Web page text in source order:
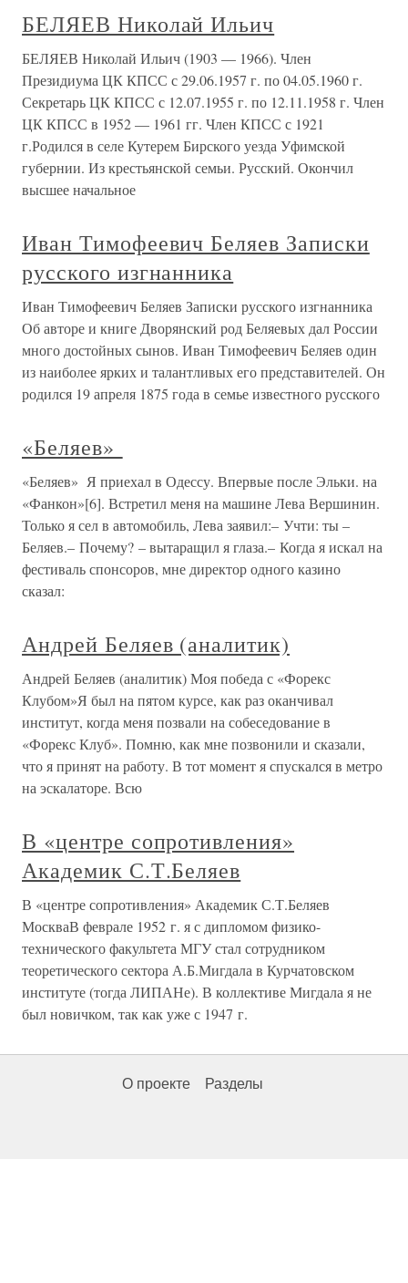
БЕЛЯЕВ Николай Ильич
БЕЛЯЕВ Николай Ильич (1903 — 1966). Член
Президиума ЦК КПСС с 29.06.1957 г. по 04.05.1960 г.
Секретарь ЦК КПСС с 12.07.1955 г. по 12.11.1958 г. Член
ЦК КПСС в 1952 — 1961 гг. Член КПСС с 1921
г.Родился в селе Кутерем Бирского уезда Уфимской
губернии. Из крестьянской семьи. Русский. Окончил
высшее начальное
Иван Тимофеевич Беляев Записки
русского изгнанника
Иван Тимофеевич Беляев Записки русского изгнанника
Об авторе и книге Дворянский род Беляевых дал России
много достойных сынов. Иван Тимофеевич Беляев один
из наиболее ярких и талантливых его представителей. Он
родился 19 апреля 1875 года в семье известного русского
«Беляев»
«Беляев» Я приехал в Одессу. Впервые после Эльки. на
«Фанкон»[6]. Встретил меня на машине Лева Вершинин.
Только я сел в автомобиль, Лева заявил:– Учти: ты –
Беляев.– Почему? – вытаращил я глаза.– Когда я искал на
фестиваль спонсоров, мне директор одного казино
сказал:
Андрей Беляев (аналитик)
Андрей Беляев (аналитик) Моя победа с «Форекс
Клубом»Я был на пятом курсе, как раз оканчивал
институт, когда меня позвали на собеседование в
«Форекс Клуб». Помню, как мне позвонили и сказали,
что я принят на работу. В тот момент я спускался в метро
на эскалаторе. Всю
В «центре сопротивления»
Академик С.Т.Беляев
В «центре сопротивления» Академик С.Т.Беляев
МоскваВ феврале 1952 г. я с дипломом физико-
технического факультета МГУ стал сотрудником
теоретического сектора А.Б.Мигдала в Курчатовском
институте (тогда ЛИПАНе). В коллективе Мигдала я не
был новичком, так как уже с 1947 г.
О проекте Разделы